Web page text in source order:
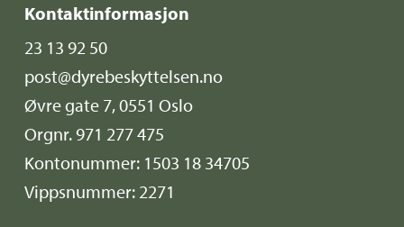
Kontaktinformasjon
23 13 92 50
post@dyrebeskyttelsen.no
Øvre gate 7, 0551 Oslo
Orgnr. 971 277 475
Kontonummer: 1503 18 34705
Vippsnummer: 2271